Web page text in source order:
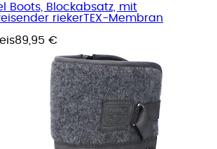
Boots, Blockabsatz, mit
riekerTEX-Membran
89,95 €